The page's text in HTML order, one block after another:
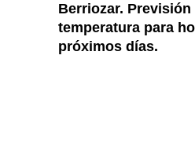
Berriozar.
temperatura para
próximos días.